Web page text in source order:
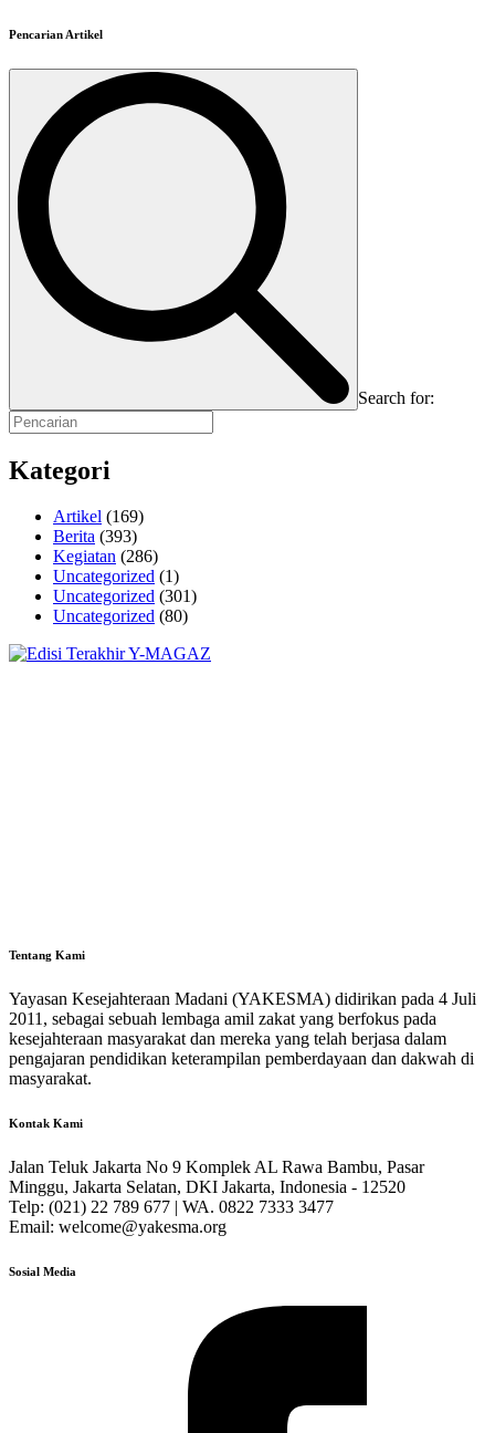
Pencarian Artikel
Search for:
Kategori
Artikel (169)
Berita (393)
Kegiatan (286)
Uncategorized (1)
Uncategorized (301)
Uncategorized (80)
Tentang Kami
Yayasan Kesejahteraan Madani (YAKESMA) didirikan pada 4 Juli
2011, sebagai sebuah lembaga amil zakat yang berfokus pada
kesejahteraan masyarakat dan mereka yang telah berjasa dalam
pengajaran pendidikan keterampilan pemberdayaan dan dakwah di
masyarakat.
Kontak Kami
Jalan Teluk Jakarta No 9 Komplek AL Rawa Bambu, Pasar
Minggu, Jakarta Selatan, DKI Jakarta, Indonesia - 12520
Telp: (021) 22 789 677 | WA. 0822 7333 3477
Email: welcome@yakesma.org
Sosial Media